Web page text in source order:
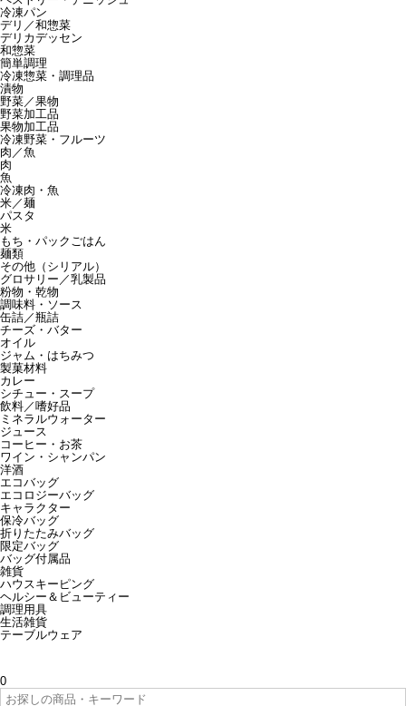
冷凍パン
デリ／和惣菜
デリカデッセン
和惣菜
簡単調理
冷凍惣菜・調理品
漬物
野菜／果物
野菜加工品
果物加工品
冷凍野菜・フルーツ
肉／魚
肉
魚
冷凍肉・魚
米／麺
パスタ
米
もち・パックごはん
麺類
その他（シリアル）
グロサリー／乳製品
粉物・乾物
調味料・ソース
缶詰／瓶詰
チーズ・バター
オイル
ジャム・はちみつ
製菓材料
カレー
シチュー・スープ
飲料／嗜好品
ミネラルウォーター
ジュース
コーヒー・お茶
ワイン・シャンパン
洋酒
エコバッグ
エコロジーバッグ
キャラクター
保冷バッグ
折りたたみバッグ
限定バッグ
バッグ付属品
雑貨
ハウスキーピング
ヘルシー＆ビューティー
調理用具
生活雑貨
テーブルウェア
0